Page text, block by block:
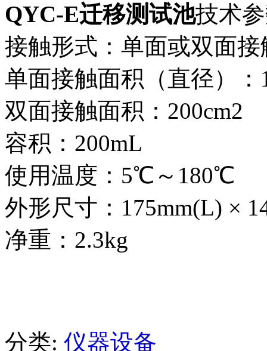
QYC-E迁移测试池技术
接触形式：单面或双面接
单面接触面积（直径）：
双面接触面积：200cm2
容积：200mL
使用温度：5℃～180℃
外形尺寸：175mm(L) ×
净重：2.3kg
分类: 仪器设备